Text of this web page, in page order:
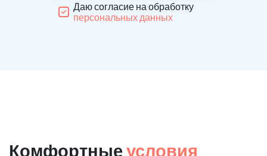
Даю согласие на обработку
персональных данных
Комфортные условия